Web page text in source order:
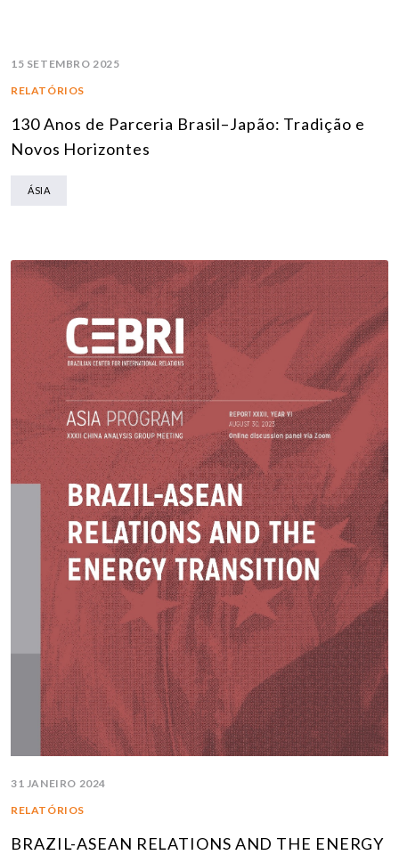
15 SETEMBRO 2025
RELATÓRIOS
130 Anos de Parceria Brasil–Japão: Tradição e
Novos Horizontes
ÁSIA
31 JANEIRO 2024
RELATÓRIOS
BRAZIL-ASEAN RELATIONS AND THE ENERGY